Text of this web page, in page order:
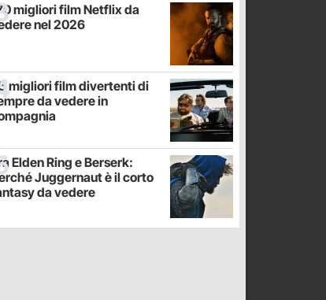
migliori film Netflix da
nel 2026
migliori film divertenti di
da vedere in
Elden Ring e Berserk:
Juggernaut è il corto
da vedere